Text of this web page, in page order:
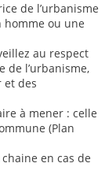
de l’urbanisme
homme ou une
au respect
de l’urbanisme,
et des
à mener : celle
(Plan
en cas de